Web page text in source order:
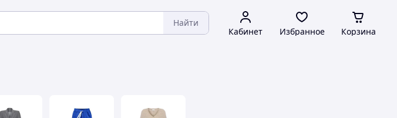
Найти
Кабинет Избранное Корзина